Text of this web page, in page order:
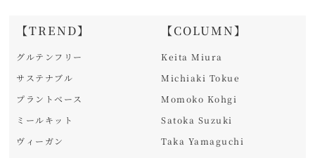
【TREND】
グルテンフリー
サステナブル
プラントベース
ミールキット
ヴィーガン
【COLUMN】
Keita Miura
Michiaki Tokue
Momoko Kohgi
Satoka Suzuki
Taka Yamaguchi